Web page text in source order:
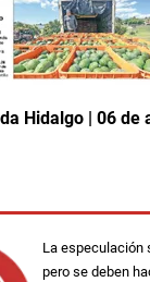
Hidalgo | 06 de
La especulación
pero se deben